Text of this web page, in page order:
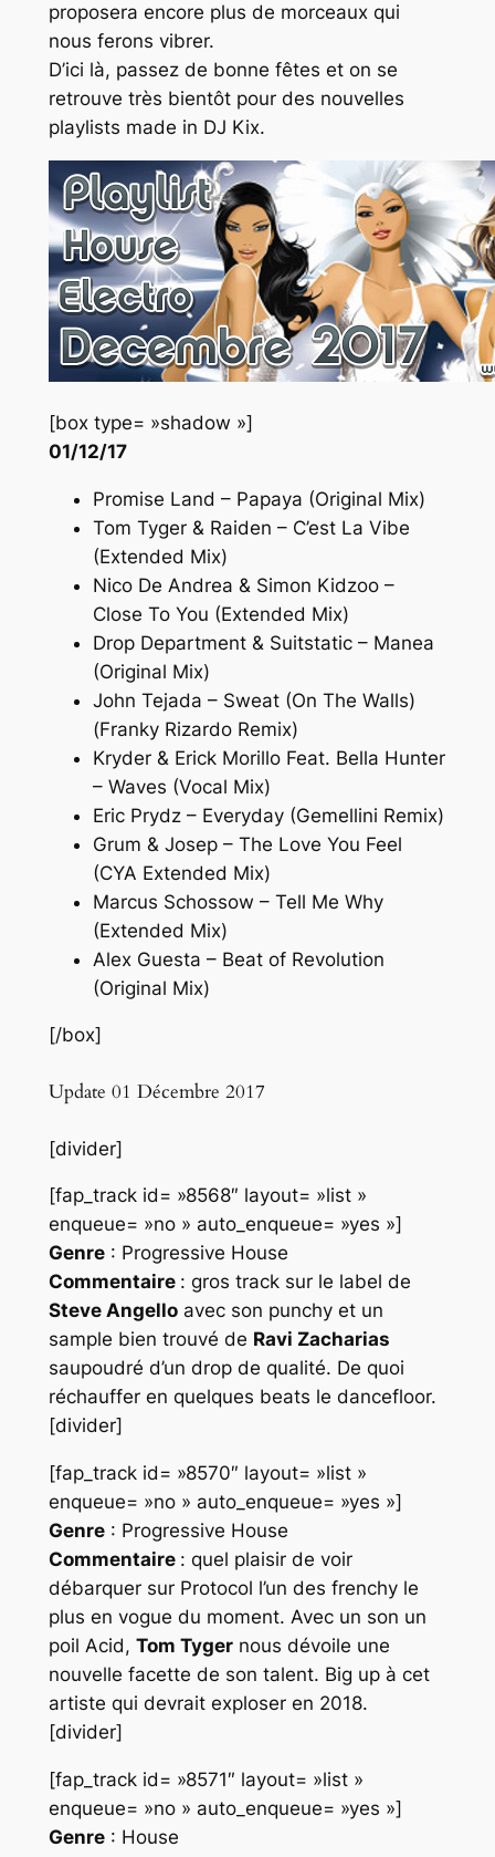
proposera encore plus de morceaux qui
nous ferons vibrer.
D’ici là, passez de bonne fêtes et on se
retrouve très bientôt pour des nouvelles
playlists made in DJ Kix.
[box type= »shadow »]
01/12/17
Promise Land – Papaya (Original Mix)
Tom Tyger & Raiden – C’est La Vibe
(Extended Mix)
Nico De Andrea & Simon Kidzoo –
Close To You (Extended Mix)
Drop Department & Suitstatic – Manea
(Original Mix)
John Tejada – Sweat (On The Walls)
(Franky Rizardo Remix)
Kryder & Erick Morillo Feat. Bella Hunter
– Waves (Vocal Mix)
Eric Prydz – Everyday (Gemellini Remix)
Grum & Josep – The Love You Feel
(CYA Extended Mix)
Marcus Schossow – Tell Me Why
(Extended Mix)
Alex Guesta – Beat of Revolution
(Original Mix)
[/box]
Update 01 Décembre 2017
[divider]
[fap_track id= »8568″ layout= »list »
enqueue= »no » auto_enqueue= »yes »]
Genre: Progressive House
Commentaire : gros track sur le label de
Steve Angelloavec son punchy et un
sample bien trouvé de Ravi Zacharias
saupoudré d’un drop de qualité. De quoi
réchauffer en quelques beats le dancefloor.
[divider]
[fap_track id= »8570″ layout= »list »
enqueue= »no » auto_enqueue= »yes »]
Genre: Progressive House
Commentaire : quel plaisir de voir
débarquer sur Protocol l’un des frenchy le
plus en vogue du moment. Avec un son un
poil Acid, Tom Tygernous dévoile une
nouvelle facette de son talent. Big up à cet
artiste qui devrait exploser en 2018.
[divider]
[fap_track id= »8571″ layout= »list »
enqueue= »no » auto_enqueue= »yes »]
Genre: House